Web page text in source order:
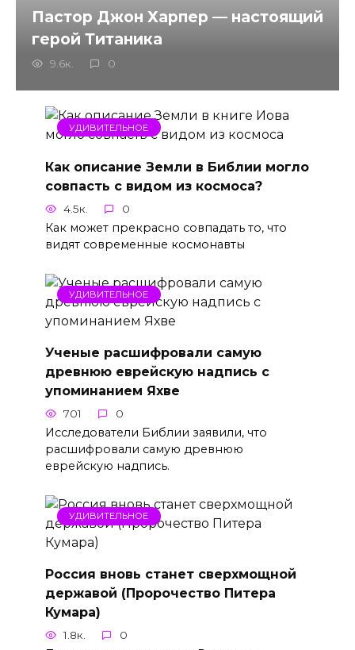
Пастор Джон Харпер — настоящий
герой Титаника
9.6к. 0
УДИВИТЕЛЬНОЕ
Как описание Земли в Библии могло
совпасть с видом из космоса?
4.5к. 0
Как может прекрасно совпадать то, что
видят современные космонавты
УДИВИТЕЛЬНОЕ
Ученые расшифровали самую
древнюю еврейскую надпись с
упоминанием Яхве
701 0
Исследователи Библии заявили, что
расшифровали самую древнюю
еврейскую надпись.
УДИВИТЕЛЬНОЕ
Россия вновь станет сверхмощной
державой (Пророчество Питера
Кумара)
1.8к. 0